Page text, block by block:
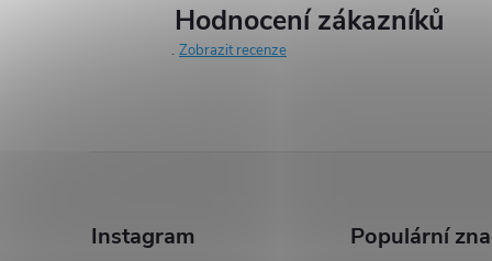
Hodnocení zákazníků
Zobrazit recenze
Instagram Populární